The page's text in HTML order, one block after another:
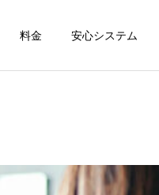
料金 安心システム